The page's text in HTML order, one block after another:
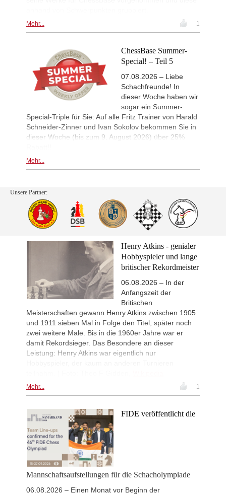
Mehr... 1
ChessBase Summer-
Special! – Teil 5
07.08.2026 – Liebe
Schachfreunde! In
dieser Woche haben wir
sogar ein Summer-
Special-Triple für Sie: Auf alle Fritz Trainer von Harald
Schneider-Zinner und Ivan Sokolov bekommen Sie in
dieser Woche (bis zum 9. August 2026) über 25%
Mehr...
Unsere Partner:
Henry Atkins - genialer
Hobbyspieler und lange
britischer Rekordmeister
06.08.2026 – In der
Anfangszeit der
Britischen
Meisterschaften gewann Henry Atkins zwischen 1905
und 1911 sieben Mal in Folge den Titel, später noch
zwei weitere Male. Bis in die 1960er Jahre war er
damit Rekordsieger. Das Besondere an dieser
Leistung: Henry Atkins war eigentlich nur
Mehr... 1
FIDE veröffentlicht die
Mannschaftsaufstellungen für die Schacholympiade
06.08.2026 – Einen Monat vor Beginn der